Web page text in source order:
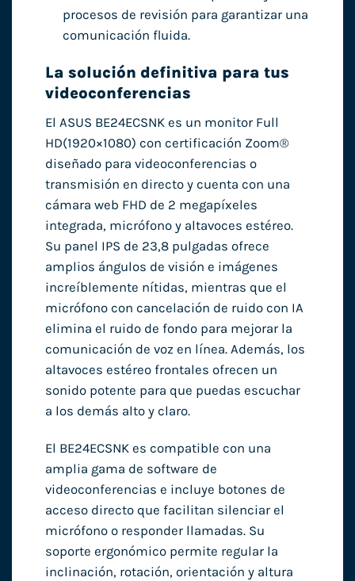
procesos de revisión para garantizar una
comunicación fluida.
La solución definitiva para tus
videoconferencias
El ASUS BE24ECSNK es un monitor Full
HD(1920×1080) con certificación Zoom®
diseñado para videoconferencias o
transmisión en directo y cuenta con una
cámara web FHD de 2 megapíxeles
integrada, micrófono y altavoces estéreo.
Su panel IPS de 23,8 pulgadas ofrece
amplios ángulos de visión e imágenes
increíblemente nítidas, mientras que el
micrófono con cancelación de ruido con IA
elimina el ruido de fondo para mejorar la
comunicación de voz en línea. Además, los
altavoces estéreo frontales ofrecen un
sonido potente para que puedas escuchar
a los demás alto y claro.
El BE24ECSNK es compatible con una
amplia gama de software de
videoconferencias e incluye botones de
acceso directo que facilitan silenciar el
micrófono o responder llamadas. Su
soporte ergonómico permite regular la
inclinación, rotación, orientación y altura